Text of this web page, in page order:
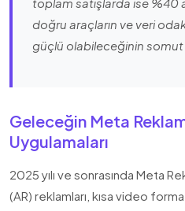
doğru araçların ve veri
güçlü olabileceğinin somut
Geleceğin Meta
Uygulamaları
2025 yılı ve sonrasında Meta
(AR) reklamları, kısa video